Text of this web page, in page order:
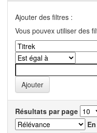
Ajouter des filtres :
Vous pouvex utiliser des
Résultats par page